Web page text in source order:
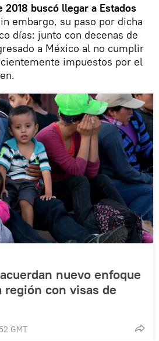
2018 buscó llegar a Estados
embargo, su paso por dicha
días: junto con decenas de
a México al no cumplir
impuestos por el
nuevo enfoque
con visas de
GMT